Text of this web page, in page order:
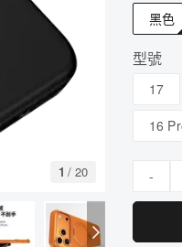
1 / 20
黑色
型號
17
16
-